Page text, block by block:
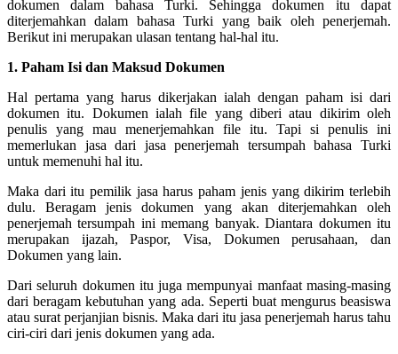
dokumen dalam bahasa Turki. Sehingga dokumen itu dapat
diterjemahkan dalam bahasa Turki yang baik oleh penerjemah.
Berikut ini merupakan ulasan tentang hal-hal itu.
1. Paham Isi dan Maksud Dokumen
Hal pertama yang harus dikerjakan ialah dengan paham isi dari
dokumen itu. Dokumen ialah file yang diberi atau dikirim oleh
penulis yang mau menerjemahkan file itu. Tapi si penulis ini
memerlukan jasa dari jasa penerjemah tersumpah bahasa Turki
untuk memenuhi hal itu.
Maka dari itu pemilik jasa harus paham jenis yang dikirim terlebih
dulu. Beragam jenis dokumen yang akan diterjemahkan oleh
penerjemah tersumpah ini memang banyak. Diantara dokumen itu
merupakan ijazah, Paspor, Visa, Dokumen perusahaan, dan
Dokumen yang lain.
Dari seluruh dokumen itu juga mempunyai manfaat masing-masing
dari beragam kebutuhan yang ada. Seperti buat mengurus beasiswa
atau surat perjanjian bisnis. Maka dari itu jasa penerjemah harus tahu
ciri-ciri dari jenis dokumen yang ada.